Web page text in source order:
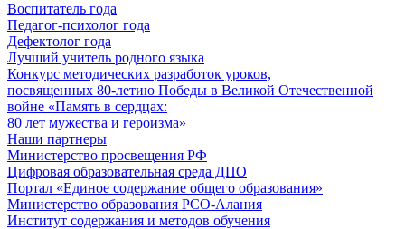
Воспитатель года
Педагог-психолог года
Дефектолог года
Лучший учитель родного языка
Конкурс методических разработок уроков,
посвященных 80-летию Победы в Великой Отечественной
войне «Память в сердцах:
80 лет мужества и героизма»
Наши партнеры
Министерство просвещения РФ
Цифровая образовательная среда ДПО
Портал «Единое содержание общего образования»
Министерство образования РСО-Алания
Институт содержания и методов обучения